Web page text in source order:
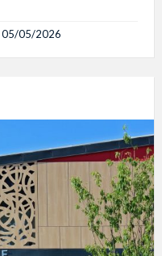
05/05/2026